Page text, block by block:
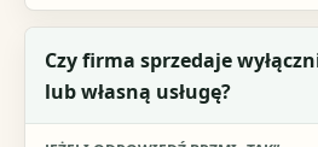
Czy firma sprzedaje
lub własną usługę?